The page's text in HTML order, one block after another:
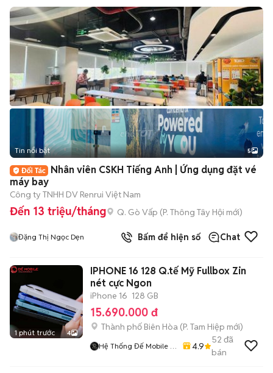
Tin nổi bật 5
Nhân viên CSKH Tiếng Anh | Ứng dụng đặt vé
máy bay
Công ty TNHH DV Renrui Việt Nam
Đến 13 triệu/tháng Q. Gò Vấp (P. Thông Tây Hội mới)
Đặng Thị Ngọc Dẹn Bấm để hiện số Chat
1 phút trước 4
IPHONE 16 128 Q.tế Mỹ Fullbox Zin
nét cực Ngon
iPhone 16 128 GB
15.690.000 đ
Thành phố Biên Hòa (P. Tam Hiệp mới)
Hệ Thống Đế Mobile -
4.9
52 đã
bán